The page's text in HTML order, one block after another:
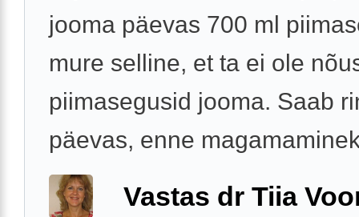
jooma päevas 700 ml
mure selline, et ta ei ole
piimasegusid jooma. Saab
päevas, enne
Vastas dr Tiia